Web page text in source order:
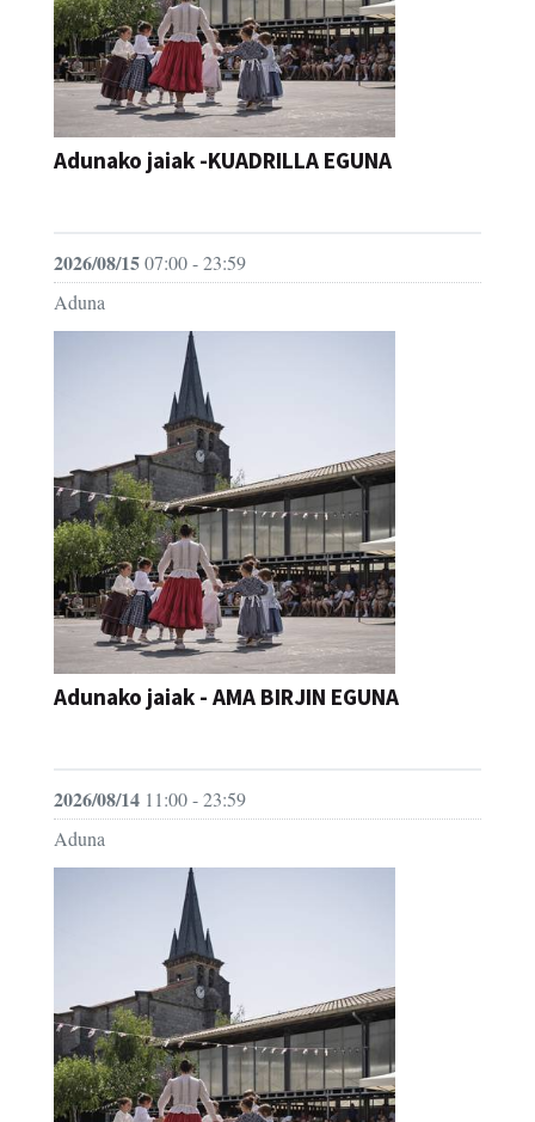
Adunako jaiak -KUADRILLA EGUNA
2026/08/1507:00 - 23:59
Aduna
Adunako jaiak - AMA BIRJIN EGUNA
2026/08/14 11:00 - 23:59
Aduna